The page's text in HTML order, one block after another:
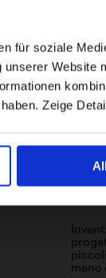
für soziale
Website
Zeige
La
meno